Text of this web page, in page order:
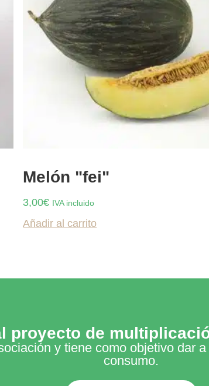
Melón "fei"
3,00€ IVA incluido
Añadir al carrito
proyecto de
y tiene como objetivo dar
consumo.